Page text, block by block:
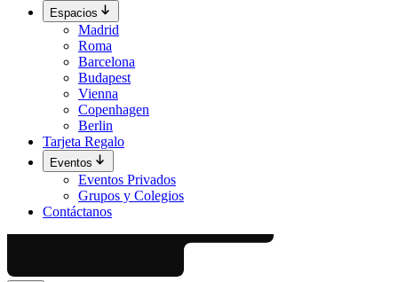
Espacios
Madrid
Roma
Barcelona
Budapest
Vienna
Copenhagen
Berlin
Tarjeta Regalo
Eventos
Eventos Privados
Grupos y Colegios
Contáctanos